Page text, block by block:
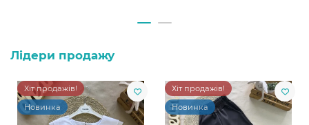
Лідери продажу
Хіт продажів!
Новинка
Хіт продажів!
Новинка